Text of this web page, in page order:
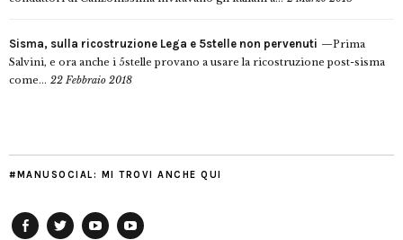
Sisma, sulla ricostruzione Lega e 5stelle non pervenuti
Prima
Salvini, e ora anche i 5stelle provano a usare la ricostruzione post-sisma
come... 22 Febbraio 2018
#MANUSOCIAL: MI TROVI ANCHE QUI